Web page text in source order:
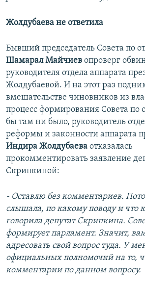
Жолдубаева не ответила
Бывший председатель Совета по
Шамарал Майчиев опроверг
руководителя отдела аппарата
Жолдубаевой. И на этот раз
вмешательстве чиновников из
процесс формирования Совета по
бы там ни было, руководитель
реформы и законности аппарата
Индира Жолдубаева отказалась
прокомментировать заявление
Скрипкиной:
- Оставлю без комментариев.
слышала, по какому поводу и что
говорила депутат Скрипкина.
формирует парламент. Значит,
адресовать свой вопрос туда. У
официальных полномочий на то,
комментарии по данном вопросу.